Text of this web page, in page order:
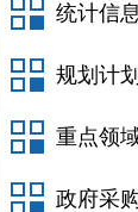
统计信
规划计划
重点领
政府采